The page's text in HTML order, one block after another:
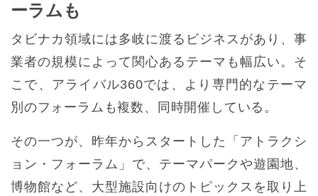
ーラムも
タビナカ領域には多岐に渡るビジネスがあり、事
業者の規模によって関心あるテーマも幅広い。そ
こで、アライバル360では、より専門的なテーマ
別のフォーラムも複数、同時開催している。
その一つが、昨年からスタートした「アトラクシ
ョン・フォーラム」で、テーマパークや遊園地、
博物館など、大型施設向けのトピックスを取り上